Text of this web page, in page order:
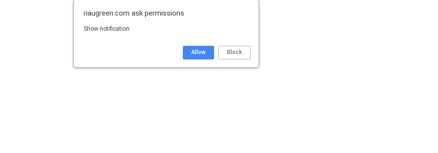
riaugreen.com ask permissions
Show notification
Block
Allow